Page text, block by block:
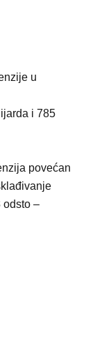
u
i 785
povećan
odsto –